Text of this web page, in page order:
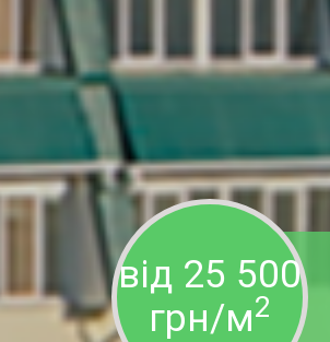
від 25 500
грн/м2